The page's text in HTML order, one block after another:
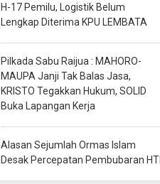
H-17 Pemilu, Logistik Belum
Lengkap Diterima KPU LEMBATA
Pilkada Sabu Raijua : MAHORO-
MAUPA Janji Tak Balas Jasa,
KRISTO Tegakkan Hukum, SOLID
Buka Lapangan Kerja
Alasan Sejumlah Ormas Islam
Desak Percepatan Pembubaran HTI